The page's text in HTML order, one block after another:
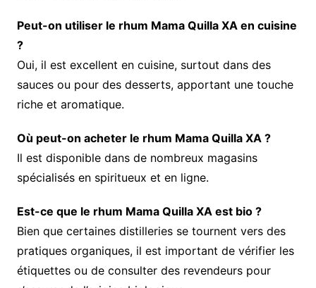
Peut-on utiliser le rhum Mama Quilla XA en cuisine
?
Oui, il est excellent en cuisine, surtout dans des
sauces ou pour des desserts, apportant une touche
riche et aromatique.
Où peut-on acheter le rhum Mama Quilla XA ?
Il est disponible dans de nombreux magasins
spécialisés en spiritueux et en ligne.
Est-ce que le rhum Mama Quilla XA est bio ?
Bien que certaines distilleries se tournent vers des
pratiques organiques, il est important de vérifier les
étiquettes ou de consulter des revendeurs pour